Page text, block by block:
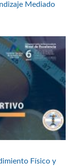
Mediado
Físico y